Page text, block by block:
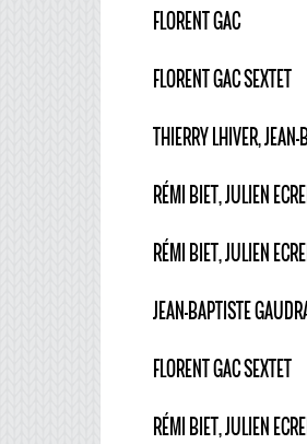
FLORENT GAC
FLORENT GAC SEXTET
THIERRY LHIVER,
RÉMI BIET, JULIEN
RÉMI BIET, JULIEN
JEAN-BAPTISTE
FLORENT GAC SEXTET
RÉMI BIET, JULIEN